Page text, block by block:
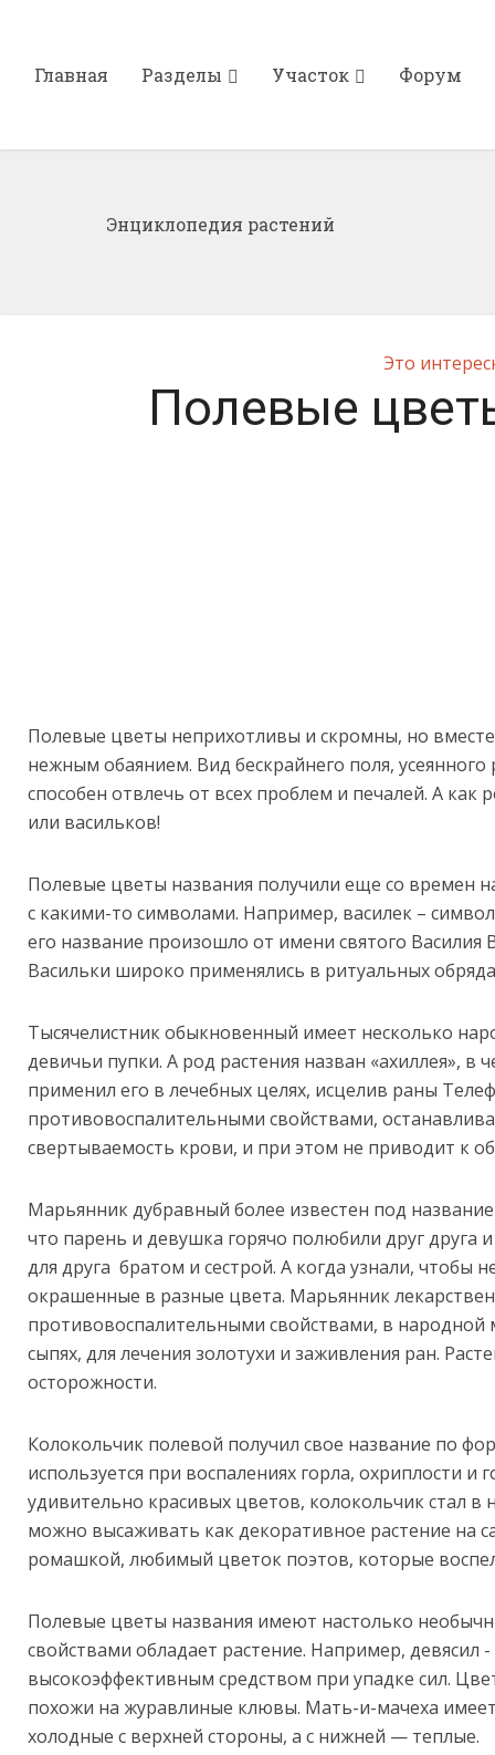
Главная Разделы Участок Форум
Энциклопедия растений
Это
Полевые
Полевые цветы неприхотливы и скромны, но
нежным обаянием. Вид бескрайнего поля,
способен отвлечь от всех проблем и печалей. А
или васильков!
Полевые цветы названия получили еще со времен
с какими-то символами. Например, василек –
его название произошло от имени святого
Васильки широко применялись в ритуальных
Тысячелистник обыкновенный имеет несколько
девичьи пупки. А род растения назван «ахиллея», в
применил его в лечебных целях, исцелив раны
противовоспалительными свойствами,
свертываемость крови, и при этом не приводит к
Марьянник дубравный более известен под
что парень и девушка горячо полюбили друг друга
для друга братом и сестрой. А когда узнали, чтобы
окрашенные в разные цвета. Марьянник
противовоспалительными свойствами, в
сыпях, для лечения золотухи и заживления ран.
осторожности.
Колокольчик полевой получил свое название по
используется при воспалениях горла, охриплости и
удивительно красивых цветов, колокольчик стал
можно высаживать как декоративное растение на
ромашкой, любимый цветок поэтов, которые
Полевые цветы названия имеют настолько
свойствами обладает растение. Например, девясил -
высокоэффективным средством при упадке сил.
похожи на журавлиные клювы. Мать-и-мачеха
холодные с верхней стороны, а с нижней — теплые.